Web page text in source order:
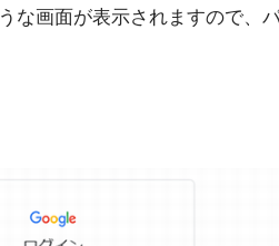
な画面が表示されますので、